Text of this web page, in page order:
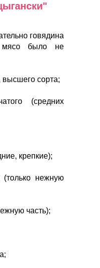
говядина
мясо было не
высшего сорта;
(средних
крепкие);
(только нежную
часть);